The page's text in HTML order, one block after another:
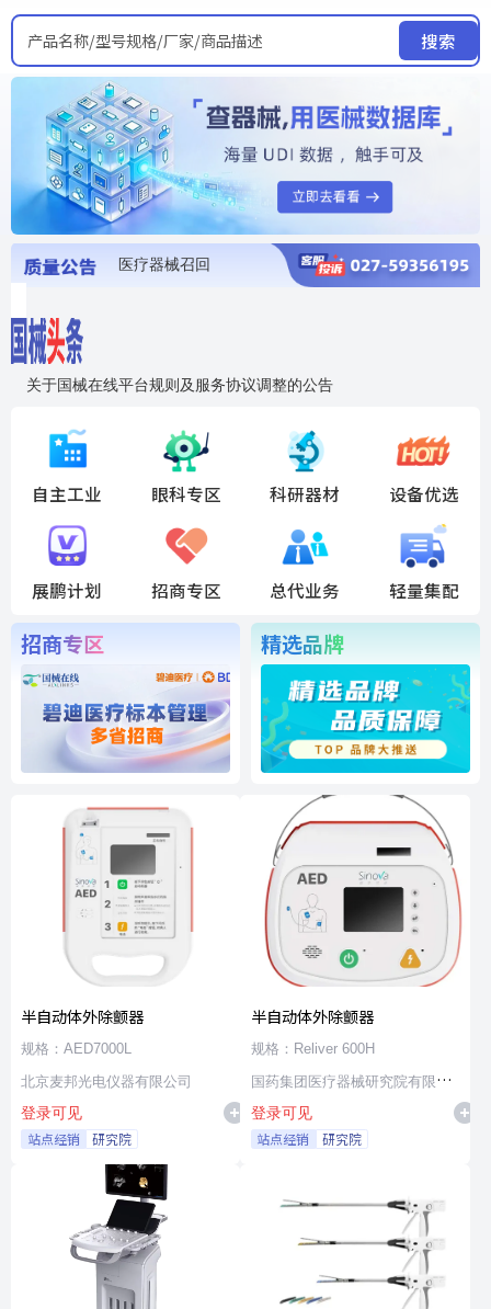
产品名称/型号规格/厂家/商品描述 搜索
医疗器械召回
关于国械在线平台规则及服务协议调整的公告
国药创研AED开启全国招商
自主工业 眼科专区 科研器材 设备优选
展鹏计划 招商专区 总代业务 轻量集配
招商专区 精选品牌
半自动体外除颤器
规格：AED7000L
北京麦邦光电仪器有限公司
登录可见
站点经销 研究院
半自动体外除颤器
规格：Reliver 600H
国药集团医疗器械研究院有限公
司
登录可见
站点经销 研究院